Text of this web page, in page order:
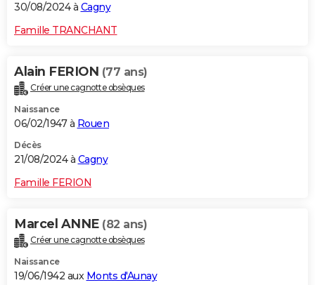
30/08/2024 à Cagny
Famille TRANCHANT
Alain FERION (77 ans)
Créer une cagnotte obsèques
Naissance
06/02/1947 à Rouen
Décès
21/08/2024 à Cagny
Famille FERION
Marcel ANNE (82 ans)
Créer une cagnotte obsèques
Naissance
19/06/1942 aux Monts d'Aunay